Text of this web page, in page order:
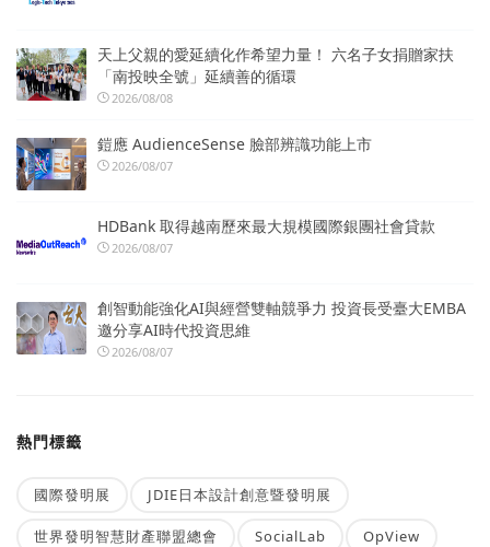
天上父親的愛延續化作希望力量！ 六名子女捐贈家扶
「南投映全號」延續善的循環
2026/08/08
鎧應 AudienceSense 臉部辨識功能上市
2026/08/07
HDBank 取得越南歷來最大規模國際銀團社會貸款
2026/08/07
創智動能強化AI與經營雙軸競爭力 投資長受臺大EMBA
邀分享AI時代投資思維
2026/08/07
熱門標籤
國際發明展 JDIE日本設計創意暨發明展
世界發明智慧財產聯盟總會 SocialLab OpView